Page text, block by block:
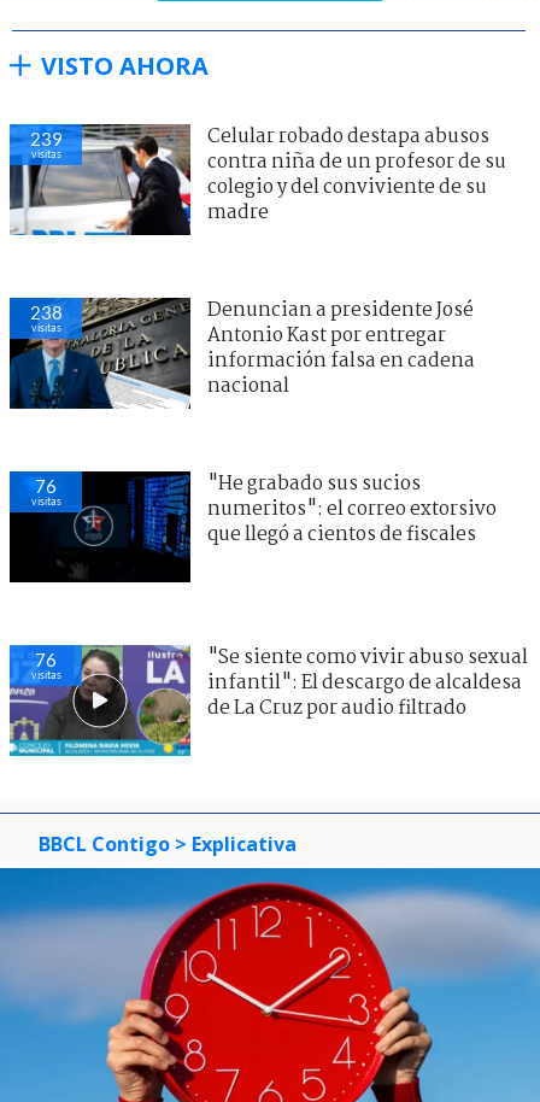
VISTO AHORA
239
visitas
Celular robado destapa abusos
contra niña de un profesor de su
colegio y del conviviente de su
madre
238
visitas
Denuncian a presidente José
Antonio Kast por entregar
información falsa en cadena
nacional
76
visitas
"He grabado sus sucios
numeritos": el correo extorsivo
que llegó a cientos de fiscales
76
visitas
"Se siente como vivir abuso sexual
infantil": El descargo de alcaldesa
de La Cruz por audio filtrado
BBCL Contigo > Explicativa